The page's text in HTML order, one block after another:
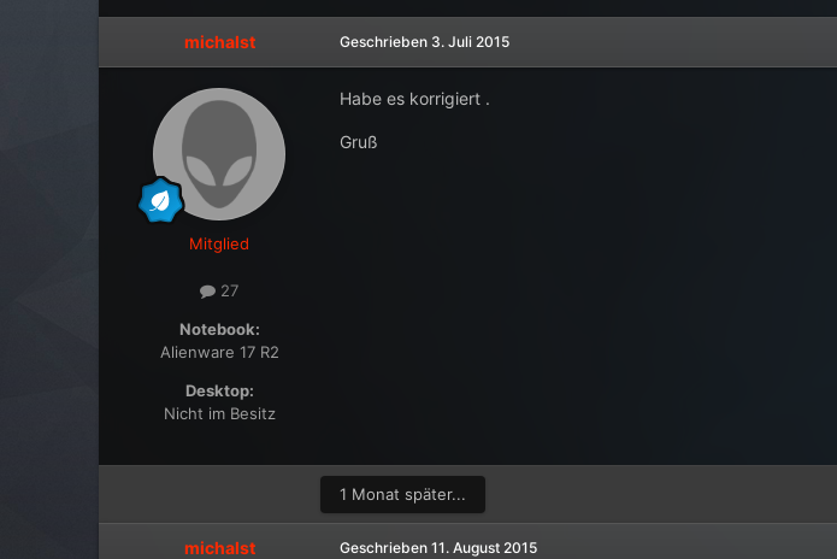
michalst
Mitglied
27
Notebook:
Alienware 17 R2
Desktop:
Nicht im Besitz
Geschrieben 3. Juli 2015
Habe es korrigiert .
Gruß
1 Monat später...
michalst Geschrieben11. August 2015